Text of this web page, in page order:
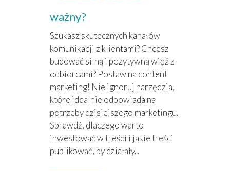
ważny?
Szukasz skutecznych kanałów
komunikacji z klientami? Chcesz
budować silną i pozytywną więź z
odbiorcami? Postaw na content
marketing! Nie ignoruj narzędzia,
które idealnie odpowiada na
potrzeby dzisiejszego marketingu.
Sprawdź, dlaczego warto
inwestować w treści i jakie treści
publikować, by działały...